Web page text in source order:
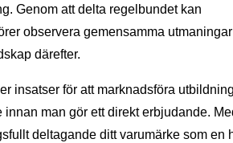
Genom att delta regelbundet kan
observera gemensamma
därefter.
insatser för att marknadsföra
innan man gör ett direkt erbjudande.
deltagande ditt varumärke som en